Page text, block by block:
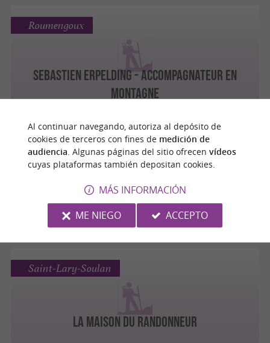
SEBASTIEN ERPELDING - ACCOMPAGNATEUR EN
MONTAGNE
Roumengoux
Randonnée guidée en Moto électrique
Montclar-de-Comminges
La Maison du Randonneur
Saint-Lary-Soulan
Al continuar navegando, autoriza al depósito de
cookies de terceros con fines de medición de
audiencia. Algunas páginas del sitio ofrecen vídeos
cuyas plataformas también depositan cookies.
MÁS INFORMACIÓN
ME NIEGO
ACCEPTO